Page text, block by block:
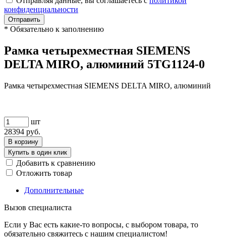
конфиденциальности
Отправить
* Обязательно к заполнению
Рамка четырехместная SIEMENS
DELTA MIRO, алюминий 5TG1124-0
Рамка четырехместная SIEMENS DELTA MIRO, алюминий
шт
28394 руб.
В корзину
Купить в один клик
Добавить к сравнению
Отложить товар
Дополнительные
Вызов специалиста
Если у Вас есть какие-то вопросы, с выбором товара, то
обязательно свяжитесь с нашим специалистом!